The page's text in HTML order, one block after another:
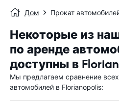
Дом Прокат
Некоторые из
по аренде
доступны в
Мы предлагаем сравнение
автомобилей в Florianopolis: